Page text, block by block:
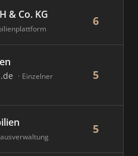
& Co. KG 6
Einzelner
5
5